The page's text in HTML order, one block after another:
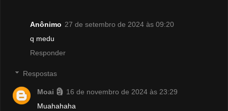
Anônimo 27 de setembro de 2024 às 09:20
q medu
Responder
Respostas
Moai 🗿 16 de novembro de 2024 às 23:29
Muahahaha